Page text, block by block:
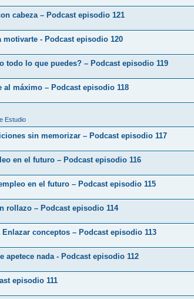
cabeza – Podcast episodio 121
- Podcast episodio 120
todo lo que puedes? – Podcast episodio 119
máximo – Podcast episodio 118
Estudio
sin memorizar – Podcast episodio 117
en el futuro – Podcast episodio 116
en el futuro – Podcast episodio 115
rollazo – Podcast episodio 114
conceptos – Podcast episodio 113
apetece nada - Podcast episodio 112
episodio 111